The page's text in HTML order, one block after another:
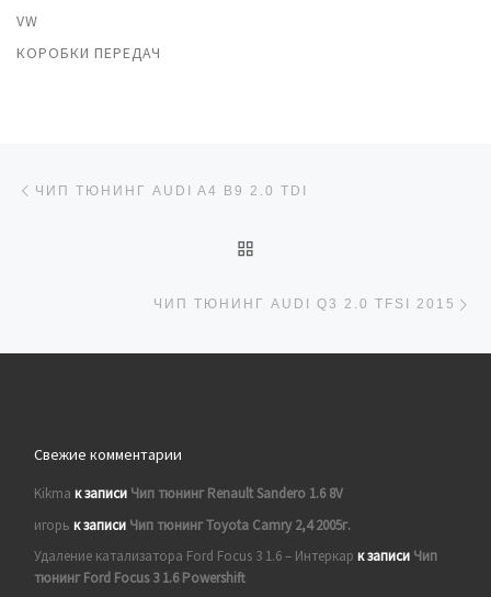
VW
КОРОБКИ ПЕРЕДАЧ
ЧИП ТЮНИНГ AUDI A4 B9 2.0 TDI
ЧИП ТЮНИНГ AUDI Q3 2.0 TFSI 2015
Свежие комментарии
Kikma к записи Чип тюнинг Renault Sandero 1.6 8V
игорь к записи Чип тюнинг Toyota Camry 2,4 2005г.
Удаление катализатора Ford Focus 3 1.6 – Интеркар к записи Чип
тюнинг Ford Focus 3 1.6 Powershift